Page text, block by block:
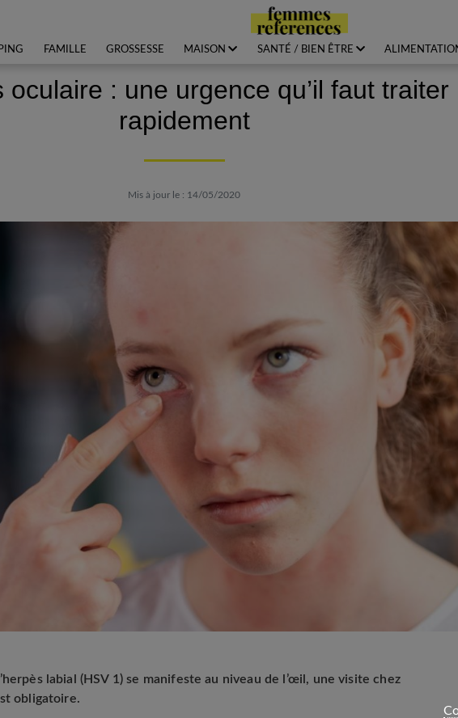
FAMILLE GROSSESSE MAISON SANTÉ / BIEN ÊTRE
oculaire : une urgence qu’il faut traiter
rapidement
Mis à jour le : 14/05/2020
labial (HSV 1) se manifeste au niveau de l’œil, une visite chez
obligatoire.